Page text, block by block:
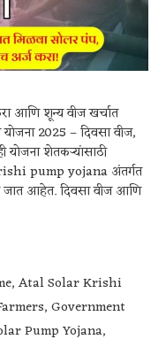
आणि शून्य वीज खर्चात
2025 – दिवसा वीज,
शेतकऱ्यांसाठी
pump yojana अंतर्गत
जात आहेत. दिवसा वीज आणि
,Atal Solar Krishi
,Government
Pump Yojana,